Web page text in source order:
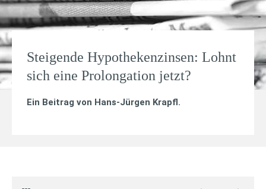
Steigende Hypothekenzinsen: Lohnt
sich eine Prolongation jetzt?
Ein Beitrag von Hans-Jürgen Krapfl.